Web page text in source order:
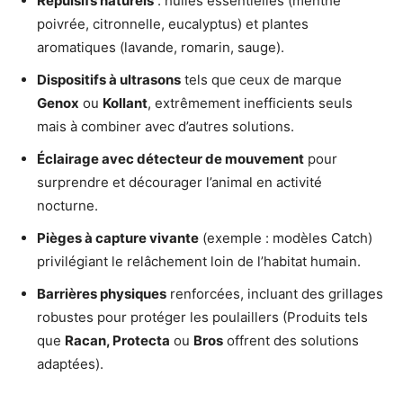
poivrée, citronnelle, eucalyptus) et plantes
aromatiques (lavande, romarin, sauge).
Dispositifs à ultrasons tels que ceux de marque
Genox ou Kollant, extrêmement inefficients seuls
mais à combiner avec d’autres solutions.
Éclairage avec détecteur de mouvement pour
surprendre et décourager l’animal en activité
nocturne.
Pièges à capture vivante (exemple : modèles Catch)
privilégiant le relâchement loin de l’habitat humain.
Barrières physiques renforcées, incluant des grillages
robustes pour protéger les poulaillers (Produits tels
que Racan, Protecta ou Bros offrent des solutions
adaptées).